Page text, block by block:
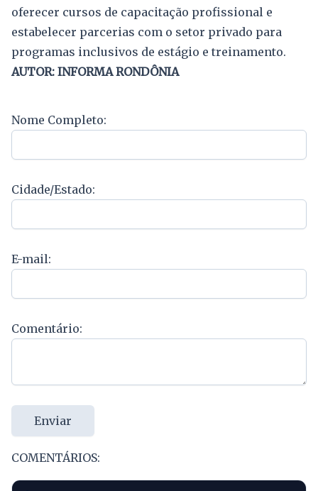
oferecer cursos de capacitação profissional e
estabelecer parcerias com o setor privado para
programas inclusivos de estágio e treinamento.
AUTOR: INFORMA RONDÔNIA
Nome Completo:
Cidade/Estado:
E-mail:
Comentário:
Enviar
COMENTÁRIOS: